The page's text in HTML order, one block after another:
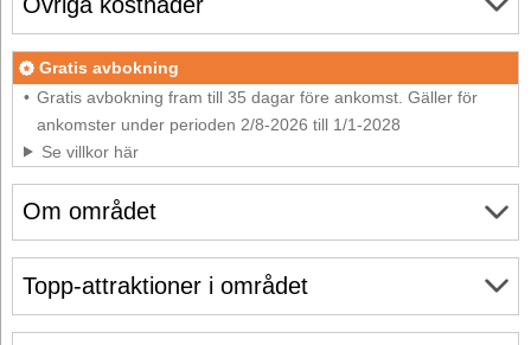
Om området
Gratis avbokning
Gratis avbokning fram till 35 dagar före ankomst. Gäller för
ankomster under perioden 2/8-2026 till 1/1-2028
Se villkor här
Topp-attraktioner i området